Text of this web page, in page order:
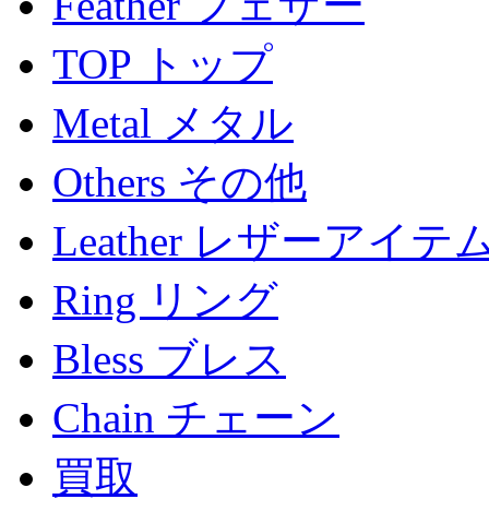
TOP トップ
Metal メタル
Others その他
Leather レザーアイテ
Ring リング
Bless ブレス
Chain チェーン
買取